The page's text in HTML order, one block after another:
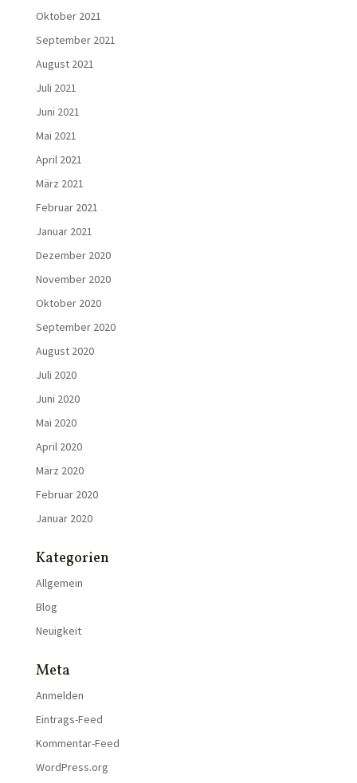
Oktober 2021
September 2021
August 2021
Juli 2021
Juni 2021
Mai 2021
April 2021
März 2021
Februar 2021
Januar 2021
Dezember 2020
November 2020
Oktober 2020
September 2020
August 2020
Juli 2020
Juni 2020
Mai 2020
April 2020
März 2020
Februar 2020
Januar 2020
Kategorien
Allgemein
Blog
Neuigkeit
Meta
Anmelden
Eintrags-Feed
Kommentar-Feed
WordPress.org